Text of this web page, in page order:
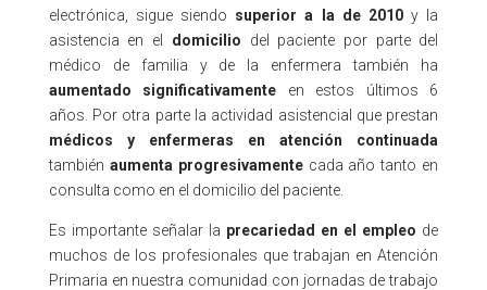
electrónica, sigue siendo superior a la de 2010y la
asistencia en el domicilio del paciente por parte del
médico de familia y de la enfermera también ha
aumentado significativamente en estos últimos 6
años. Por otra parte la actividad asistencial que prestan
médicos y enfermeras en atención continuada
también aumenta progresivamentecada año tanto en
consulta como en el domicilio del paciente.
Es importante señalar la precariedad en el empleo de
muchos de los profesionales que trabajan en Atención
Primaria en nuestra comunidad con jornadas de trabajo